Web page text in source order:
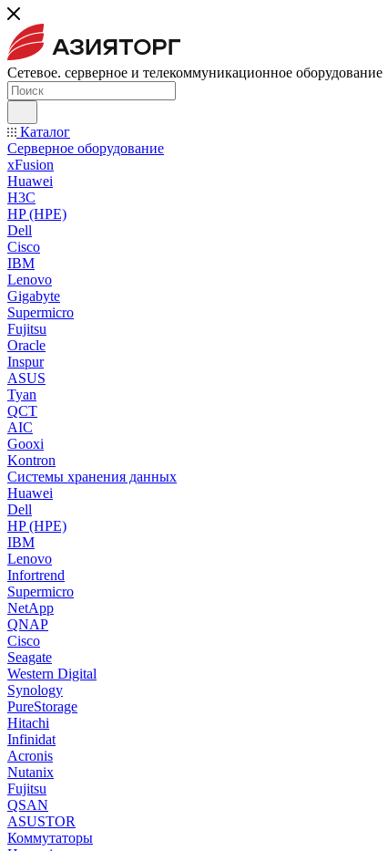
Сетевое. серверное и телекоммуникационное оборудование
Каталог
Серверное оборудование
xFusion
Huawei
H3C
HP (HPE)
Dell
Cisco
IBM
Lenovo
Gigabyte
Supermicro
Fujitsu
Oracle
Inspur
ASUS
Tyan
QCT
AIC
Gooxi
Kontron
Системы хранения данных
Huawei
Dell
HP (HPE)
IBM
Lenovo
Infortrend
Supermicro
NetApp
QNAP
Cisco
Seagate
Western Digital
Synology
PureStorage
Hitachi
Infinidat
Acronis
Nutanix
Fujitsu
QSAN
ASUSTOR
Коммутаторы